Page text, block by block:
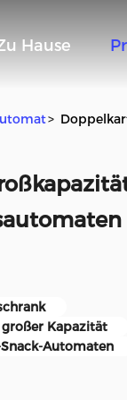
Hause
>
Kapazität
Automaten